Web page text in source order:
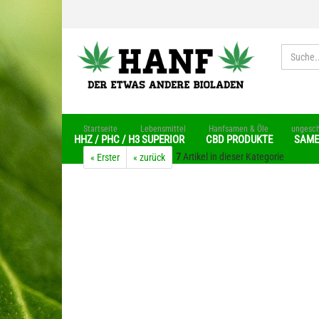
HHZ / PHC / H3 SUPERIOR CBD PRODUKTE
Startseite Lebensmittel Hanfsamen & Öle
« Erster « zurück 7Artikel in dieser Kategorie